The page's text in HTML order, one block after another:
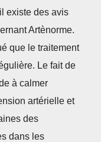
existe des avis
Artènorme.
que le traitement
Le fait de
à calmer
artérielle et
des
dans les